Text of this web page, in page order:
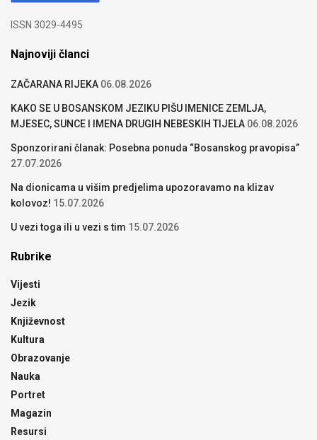
ISSN 3029-4495
Najnoviji članci
ZAČARANA RIJEKA 06.08.2026
KAKO SE U BOSANSKOM JEZIKU PIŠU IMENICE ZEMLJA,
MJESEC, SUNCE I IMENA DRUGIH NEBESKIH TIJELA 06.08.2026
Sponzorirani članak: Posebna ponuda “Bosanskog pravopisa”
27.07.2026
Na dionicama u višim predjelima upozoravamo na klizav
kolovoz! 15.07.2026
U vezi toga ili u vezi s tim 15.07.2026
Rubrike
Vijesti
Jezik
Književnost
Kultura
Obrazovanje
Nauka
Portret
Magazin
Resursi